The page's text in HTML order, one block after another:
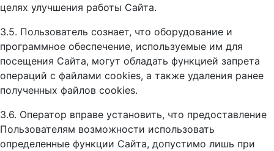
целях улучшения работы Сайта.
3.5. Пользователь сознает, что оборудование и
программное обеспечение, используемые им для
посещения Сайта, могут обладать функцией запрета
операций с файлами cookies, а также удаления ранее
полученных файлов cookies.
3.6. Оператор вправе установить, что предоставление
Пользователям возможности использовать
определенные функции Сайта, допустимо лишь при